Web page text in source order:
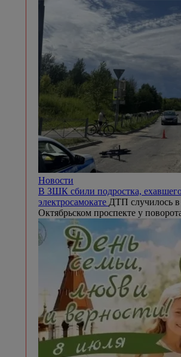
Новости
В ЗШК сбили подростка,
электросамокате ДТП случилось в
Октябрьском проспекте у